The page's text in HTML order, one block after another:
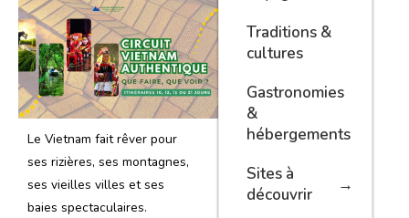
Le Vietnam fait rêver pour
ses rizières, ses montagnes,
ses vieilles villes et ses
baies spectaculaires.
Traditions &
cultures
Gastronomies
&
hébergements
Sites à
découvrir